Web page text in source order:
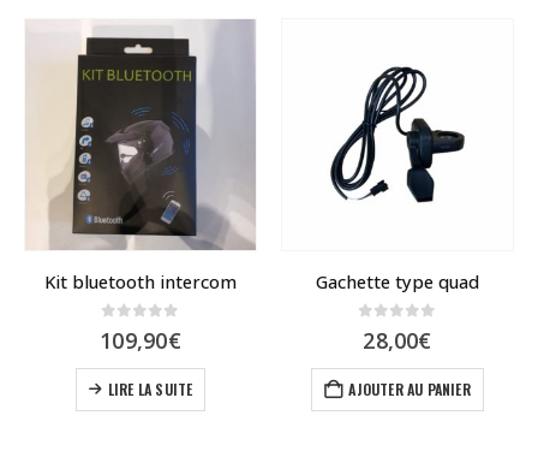
Kit bluetooth intercom
109,90€
LIRE LA SUITE
Gachette type quad
28,00€
AJOUTER AU PANIER